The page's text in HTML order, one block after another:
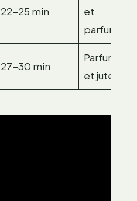
22-25 min
et
parfumée
27-30 min
Parfumée
et juteuse